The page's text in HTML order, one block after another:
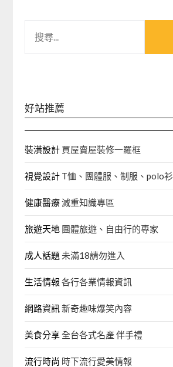
關
好站推薦
裝潢設計 買屋賣屋裝修一羅框
視覺設計 T恤、團體服、制服、polo衫
健康醫療減重知識專區
旅遊天地 團體旅遊、自由行的專家‎
成人話題 未滿18請勿進入
生活情報 各行各業情報資訊
網路資訊 新奇趣味爆笑內容
美食分享全台各式名產 伴手禮
流行時尚 時下流行愛美情報